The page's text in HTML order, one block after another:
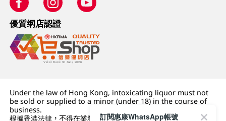
優質纲店認證
Under the law of Hong Kong, intoxicating liquor must not
be sold or supplied to a minor (under 18) in the course of
business.
根據香港法律，不得在業務過程中，向未成年人 (18 歲以下人士)
訂閱惠康WhatsApp帳號